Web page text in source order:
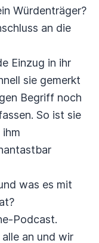
Würdenträger?
an die
Einzug in ihr
sie gemerkt
Begriff noch
So ist sie
was es mit
Podcast.
an und wir